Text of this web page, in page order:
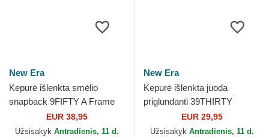
New Era
Kepurė išlenkta smėlio
snapback 9FIFTY A Frame
Classic Las Vegas Raiders
NFL New Era
EUR 38,95
Užsisakyk Antradienis, 11 d.
New Era
Kepurė išlenkta juoda
priglundanti 39THIRTY
Evergreen Neo Las Vegas
Raiders NFL New Era
EUR 29,95
Užsisakyk Antradienis, 11 d.